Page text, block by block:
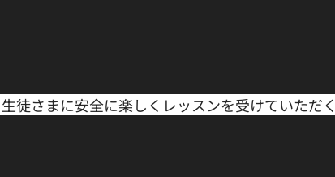
徒さまに安全に楽しくレッスンを受けていただく